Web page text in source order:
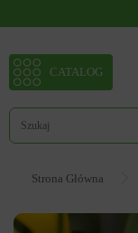
CATALOG
Strona Główna